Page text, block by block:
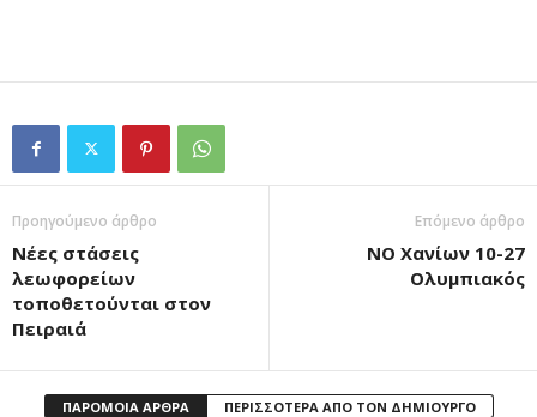
Προηγούμενο άρθρο
Νέες στάσεις
λεωφορείων
τοποθετούνται στον
Πειραιά
Επόμενο άρθρο
ΝΟ Χανίων 10-27
Ολυμπιακός
ΠΑΡΟΜΟΙΑ ΑΡΘΡΑ ΠΕΡΙΣΣΟΤΕΡΑ ΑΠΟ ΤΟΝ ΔΗΜΙΟΥΡΓΟ